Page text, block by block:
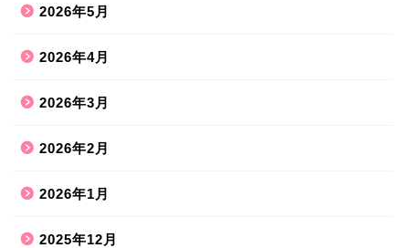
2026年5月
2026年4月
2026年3月
2026年2月
2026年1月
2025年12月